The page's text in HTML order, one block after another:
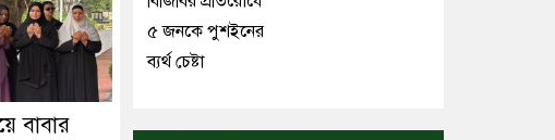
বাবার
৫ জনকে পুশইনের
ব্যর্থ চেষ্টা